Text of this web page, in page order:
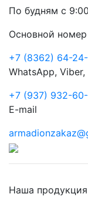
По будням с
Основной номер
+7 (8362) 64-
WhatsApp, Viber,
+7 (937) 932-
E-mail
Наша продукция